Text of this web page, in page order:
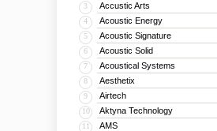
3 Accustic Arts
4 Acoustic Energy
5 Acoustic Signature
6 Acoustic Solid
7 Acoustical Systems
8 Aesthetix
9 Airtech
10 Aktyna Technology
11 AMS